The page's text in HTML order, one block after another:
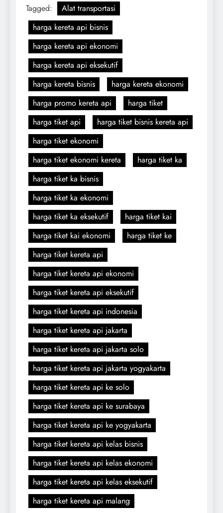
Tagged:
Alat transportasi
harga kereta api bisnis
harga kereta api ekonomi
harga kereta api eksekutif
harga kereta bisnis
harga kereta ekonomi
harga promo kereta api
harga tiket
harga tiket api
harga tiket bisnis kereta api
harga tiket ekonomi
harga tiket ekonomi kereta
harga tiket ka
harga tiket ka bisnis
harga tiket ka ekonomi
harga tiket ka eksekutif
harga tiket kai
harga tiket kai ekonomi
harga tiket ke
harga tiket kereta api
harga tiket kereta api ekonomi
harga tiket kereta api eksekutif
harga tiket kereta api indonesia
harga tiket kereta api jakarta
harga tiket kereta api jakarta solo
harga tiket kereta api jakarta yogyakarta
harga tiket kereta api ke solo
harga tiket kereta api ke surabaya
harga tiket kereta api ke yogyakarta
harga tiket kereta api kelas bisnis
harga tiket kereta api kelas ekonomi
harga tiket kereta api kelas eksekutif
harga tiket kereta api malang